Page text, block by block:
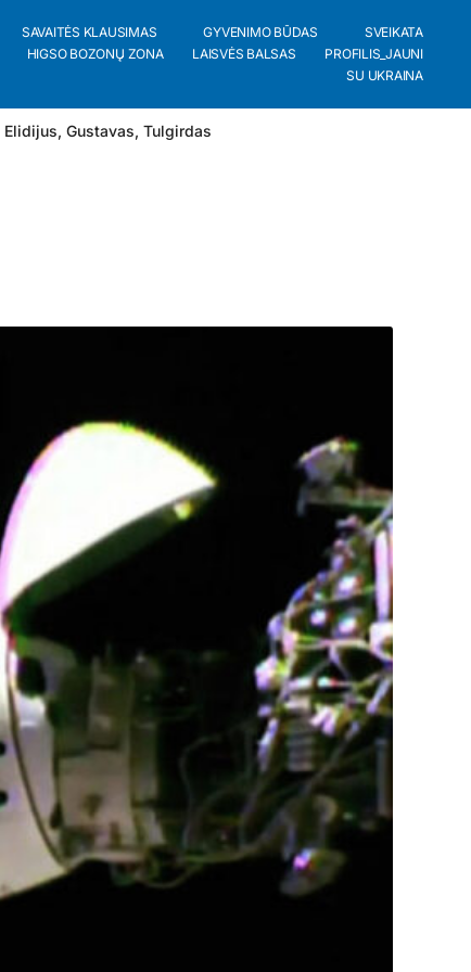
SAVAITĖS KLAUSIMAS GYVENIMO BŪDAS
SVEIKATA
HIGSO BOZONŲ ZONA LAISVĖS BALSAS
PROFILIS_JAUNI
SU UKRAINA
Elidijus, Gustavas, Tulgirdas